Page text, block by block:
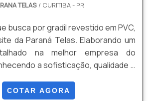
TELAS / CURITIBA - PR
busca por gradil revestido em PVC,
da Paraná Telas. Elaborando um
na melhor empresa do
a sofisticação, qualidade e
EM PVCSe alguém pesquisar
COTAR AGORA